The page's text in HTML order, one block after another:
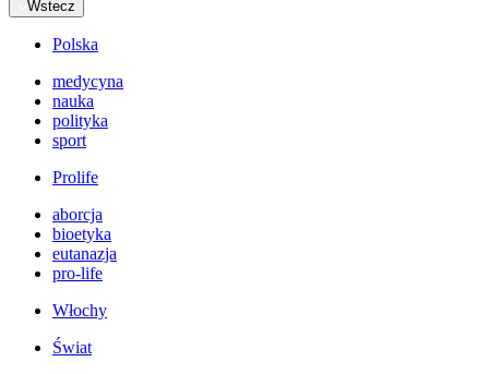
Wstecz
Polska
medycyna
nauka
polityka
sport
Prolife
aborcja
bioetyka
eutanazja
pro-life
Włochy
Świat